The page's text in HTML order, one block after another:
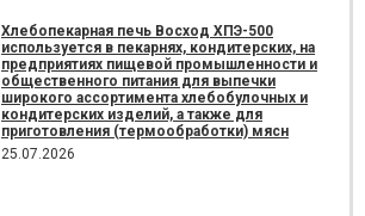
Хлебопекарная печь Восход ХПЭ-500
используется в пекарнях, кондитерских, на
предприятиях пищевой промышленности и
общественного питания для выпечки
широкого ассортимента хлебобулочных и
кондитерских изделий, а также для
приготовления (термообработки) мясн
25.07.2026